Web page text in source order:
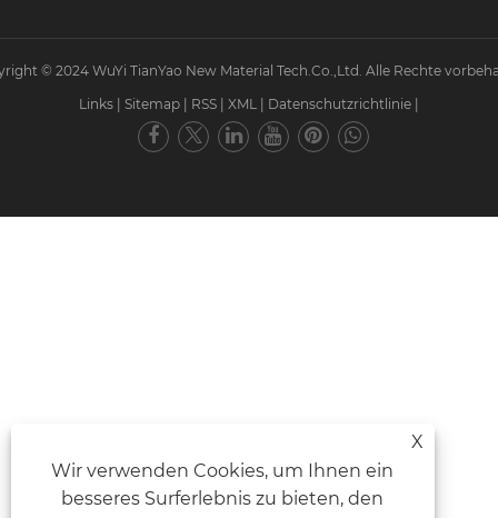
© 2024 WuYi TianYao New Material Tech.Co.,Ltd. Alle Rechte
Links
Sitemap RSS XML Datenschutzrichtlinie
X
Wir verwenden Cookies, um Ihnen ein
besseres Surferlebnis zu bieten, den